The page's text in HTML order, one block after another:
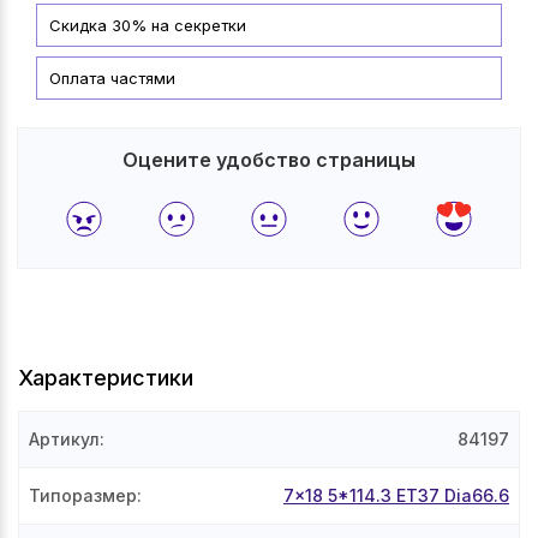
Скидка 30% на секретки
Оплата частями
Оцените удобство страницы
Характеристики
Артикул: 84197
Типоразмер: 7x18 5*114.3 ET37 Dia66.6